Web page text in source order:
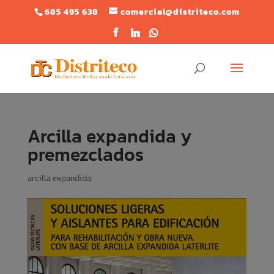
685 495 638 comercial@distriteco.com
Arcilla expandida y
premezclados
arcilla expandida